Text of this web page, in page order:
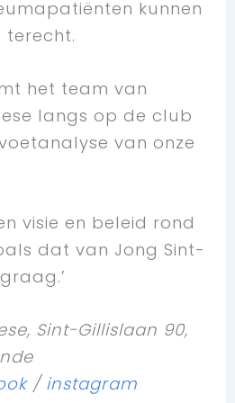
kunnen
het team van
langs op de club
van onze
visie en beleid rond
dat van Jong Sint-
Sint-Gillislaan 90,
/ instagram